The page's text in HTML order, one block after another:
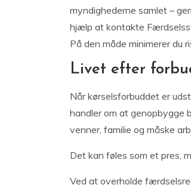
myndighederne samlet –
hjælp at kontakte
På den måde minimerer du
Livet efter
Når kørselsforbuddet er
handler om at genopbygge
venner, familie og måske
Det kan føles som et pres,
Ved at overholde